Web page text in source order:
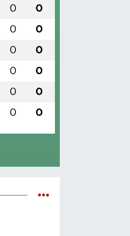
0 0
0 0
0 0
0 0
0 0
0 0